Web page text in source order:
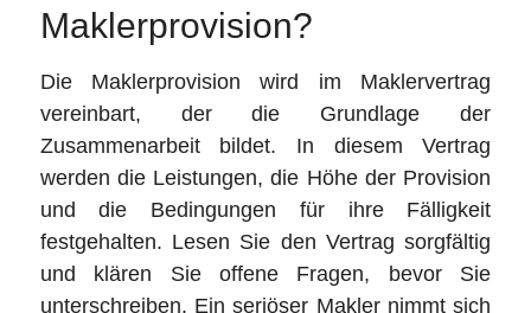
Maklerprovision?
Die Maklerprovision wird im Maklervertrag
vereinbart, der die Grundlage der
Zusammenarbeit bildet. In diesem Vertrag
werden die Leistungen, die Höhe der Provision
und die Bedingungen für ihre Fälligkeit
festgehalten. Lesen Sie den Vertrag sorgfältig
und klären Sie offene Fragen, bevor Sie
unterschreiben. Ein seriöser Makler nimmt sich